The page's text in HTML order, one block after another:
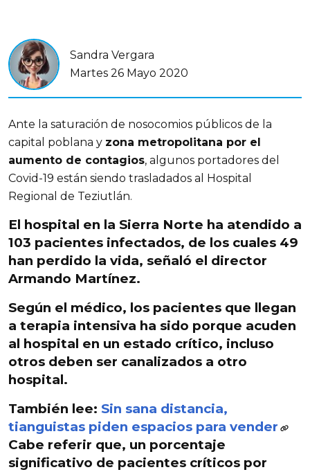
Sandra Vergara
Martes 26 Mayo 2020
Ante la saturación de nosocomios públicos de la
capital poblana y zona metropolitana por el
aumento de contagios, algunos portadores del
Covid-19 están siendo trasladados al Hospital
Regional de Teziutlán.
El hospital en la Sierra Norte ha atendido a
103 pacientes infectados, de los cuales 49
han perdido la vida, señaló el director
Armando Martínez.
Según el médico, los pacientes que llegan
a terapia intensiva ha sido porque acuden
al hospital en un estado crítico, incluso
otros deben ser canalizados a otro
hospital.
También lee: Sin sana distancia,
tianguistas piden espacios para vender
Cabe referir que, un porcentaje
significativo de pacientes críticos por